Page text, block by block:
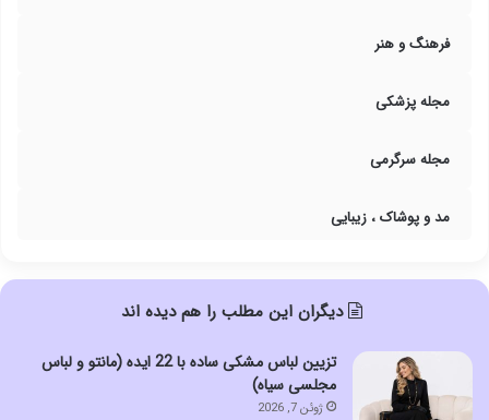
فرهنگ و هنر
مجله پزشکی
مجله سرگرمی
مد و پوشاک ، زیبایی
دیگران این مطلب را هم دیده اند
تزیین لباس مشکی ساده با 22 ایده (مانتو و لباس
مجلسی سیاه)
ژوئن 7, 2026